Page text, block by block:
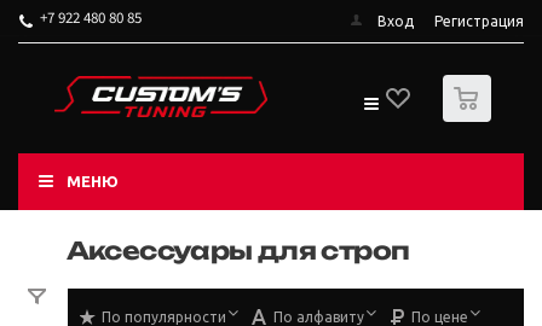
+7 922 480 80 85 Вход Регистрация
0
МЕНЮ
Аксессуары для строп
По популярности По алфавиту По цене